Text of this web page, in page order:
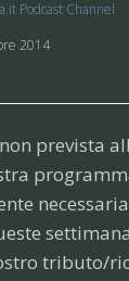
Podcast Channel
2014
prevista
tributo/